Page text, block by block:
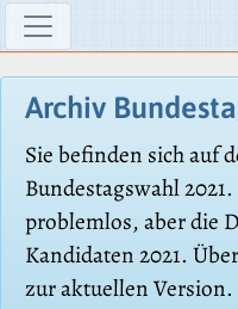
Archiv
Sie befinden sich auf
Bundestagswahl
problemlos, aber die
Kandidaten 2021.
zur aktuellen Version.